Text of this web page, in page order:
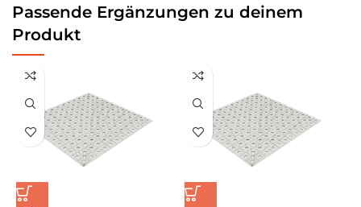
Passende Ergänzungen zu deinem
Produkt